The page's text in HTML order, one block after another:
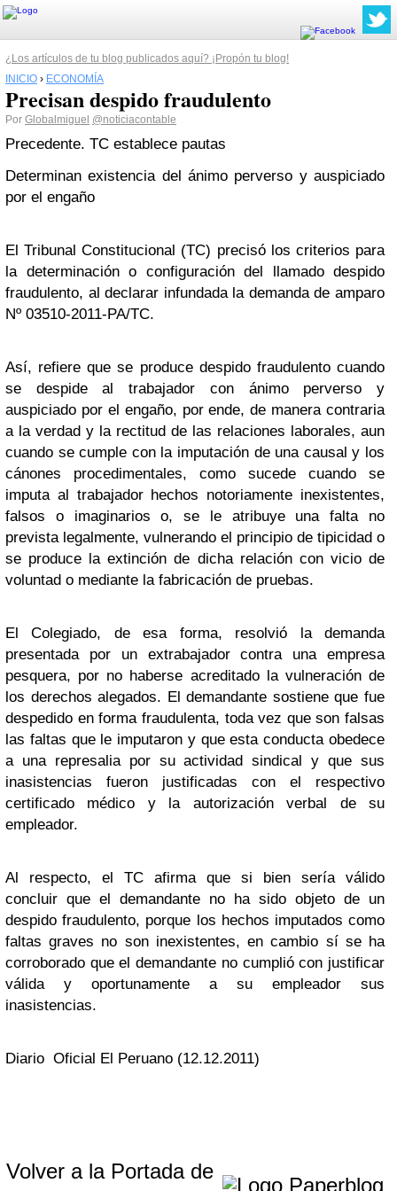
¿Los artículos de tu blog publicados aquí? ¡Propón tu blog!
INICIO › ECONOMÍA
Precisan despido fraudulento
Por Globalmiguel @noticiacontable
Precedente. TC establece pautas
Determinan existencia del ánimo perverso y auspiciado
por el engaño
El Tribunal Constitucional (TC) precisó los criterios para
la determinación o configuración del llamado despido
fraudulento, al declarar infundada la demanda de amparo
Nº 03510-2011-PA/TC.
Así, refiere que se produce despido fraudulento cuando
se despide al trabajador con ánimo perverso y
auspiciado por el engaño, por ende, de manera contraria
a la verdad y la rectitud de las relaciones laborales, aun
cuando se cumple con la imputación de una causal y los
cánones procedimentales, como sucede cuando se
imputa al trabajador hechos notoriamente inexistentes,
falsos o imaginarios o, se le atribuye una falta no
prevista legalmente, vulnerando el principio de tipicidad o
se produce la extinción de dicha relación con vicio de
voluntad o mediante la fabricación de pruebas.
El Colegiado, de esa forma, resolvió la demanda
presentada por un extrabajador contra una empresa
pesquera, por no haberse acreditado la vulneración de
los derechos alegados. El demandante sostiene que fue
despedido en forma fraudulenta, toda vez que son falsas
las faltas que le imputaron y que esta conducta obedece
a una represalia por su actividad sindical y que sus
inasistencias fueron justificadas con el respectivo
certificado médico y la autorización verbal de su
empleador.
Al respecto, el TC afirma que si bien sería válido
concluir que el demandante no ha sido objeto de un
despido fraudulento, porque los hechos imputados como
faltas graves no son inexistentes, en cambio sí se ha
corroborado que el demandante no cumplió con justificar
válida y oportunamente a su empleador sus
inasistencias.
Diario Oficial El Peruano (12.12.2011)
Volver a la Portada de